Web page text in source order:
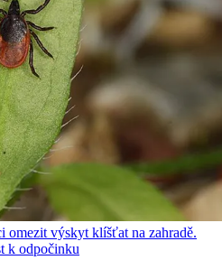
omezit výskyt klíšťat na zahradě.
k odpočinku